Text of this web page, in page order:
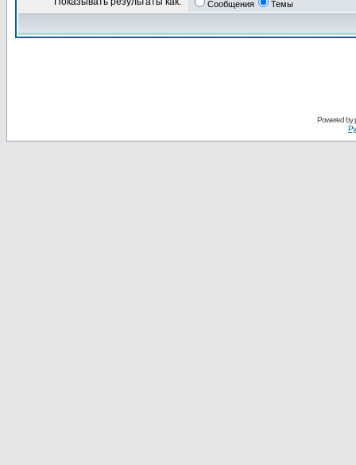
Сообщения Темы
Powered by